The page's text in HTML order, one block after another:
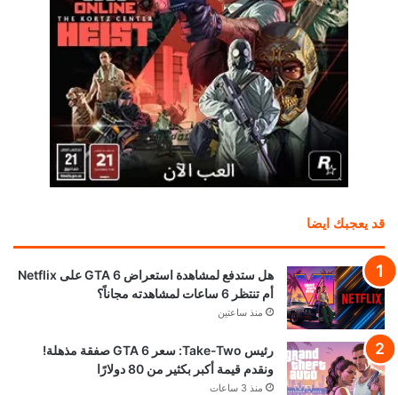
قد يعجبك ايضا
هل ستدفع لمشاهدة استعراض GTA 6 على Netflix
أم تنتظر 6 ساعات لمشاهدته مجاناً؟
منذ ساعتين
رئيس Take-Two: سعر GTA 6 صفقة مذهلة!
ونقدم قيمة أكبر بكثير من 80 دولارًا
منذ 3 ساعات